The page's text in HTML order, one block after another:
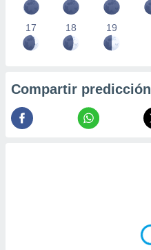
17 18 19
Compartir predicción